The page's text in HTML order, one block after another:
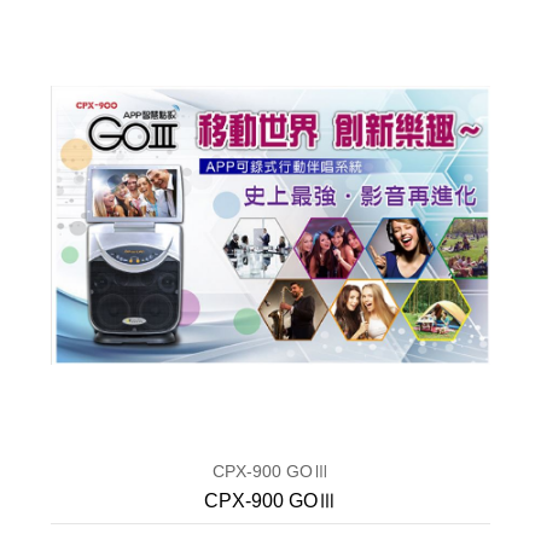
CPX-900 GOⅢ
CPX-900 GOⅢ